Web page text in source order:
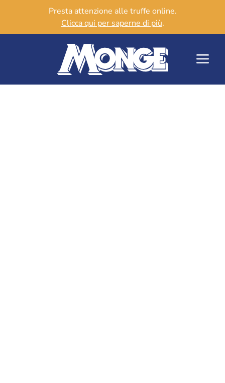
Presta attenzione alle truffe online.
Clicca qui per saperne di più.